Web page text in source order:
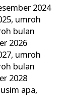
2024
, umroh
bulan
2026
, umroh
bulan
2028
apa,